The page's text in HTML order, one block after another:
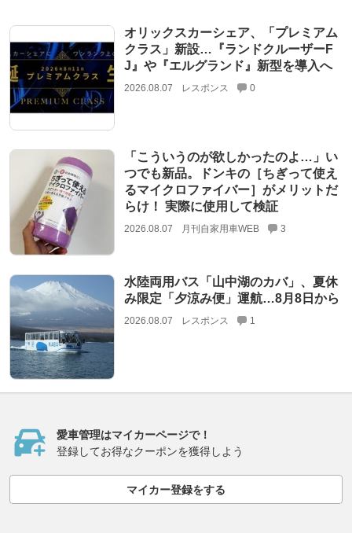
オリックスカーシェア、「プレミアム
クラス」新設…『ランドクルーザーF
J』や『エルグランド』新型を導入へ
2026.08.07 レスポンス 0
「こういうのが欲しかったのよ…」い
つでも新品。ドンキの［ちぎって使え
るマイクロファイバー］がメリットだ
らけ！ 実際に使用して検証
2026.08.07 月刊自家用車WEB 3
水陸両用バス「山中湖のカバ」、夏休
み限定「夕涼み便」運航…8月8日から
2026.08.07 レスポンス 1
愛車管理はマイカーページで！
登録してお得なクーポンを獲得しよう
マイカー登録をする